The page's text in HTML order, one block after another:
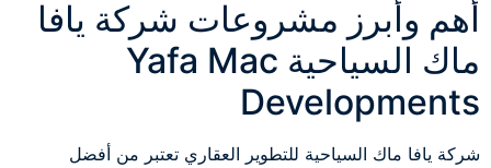
أهم وأبرز مشروعات شركة يافا
ماك السياحية Yafa Mac
Developments
شركة يافا ماك السياحية للتطوير العقاري تعتبر من أفضل